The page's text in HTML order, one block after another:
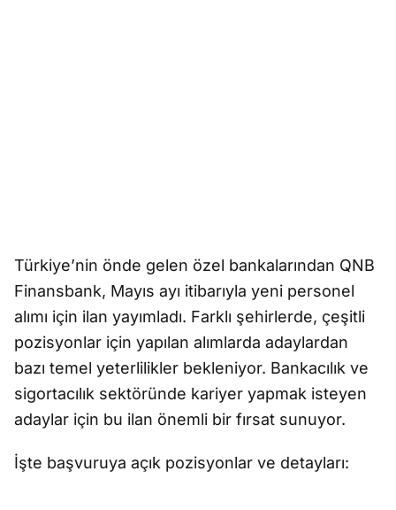
Türkiye’nin önde gelen özel bankalarından QNB
Finansbank, Mayıs ayı itibarıyla yeni personel
alımı için ilan yayımladı. Farklı şehirlerde, çeşitli
pozisyonlar için yapılan alımlarda adaylardan
bazı temel yeterlilikler bekleniyor. Bankacılık ve
sigortacılık sektöründe kariyer yapmak isteyen
adaylar için bu ilan önemli bir fırsat sunuyor.
İşte başvuruya açık pozisyonlar ve detayları: